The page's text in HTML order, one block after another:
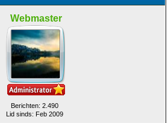
GemistDownloader*
Forum
Webmaster
Berichten: 2.490
Lid sinds: Feb 2009